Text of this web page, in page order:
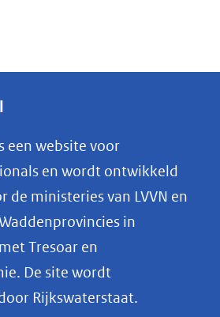
een website voor
en wordt ontwikkeld
de ministeries van LVVN en
in
Tresoar en
De site wordt
Rijkswaterstaat.